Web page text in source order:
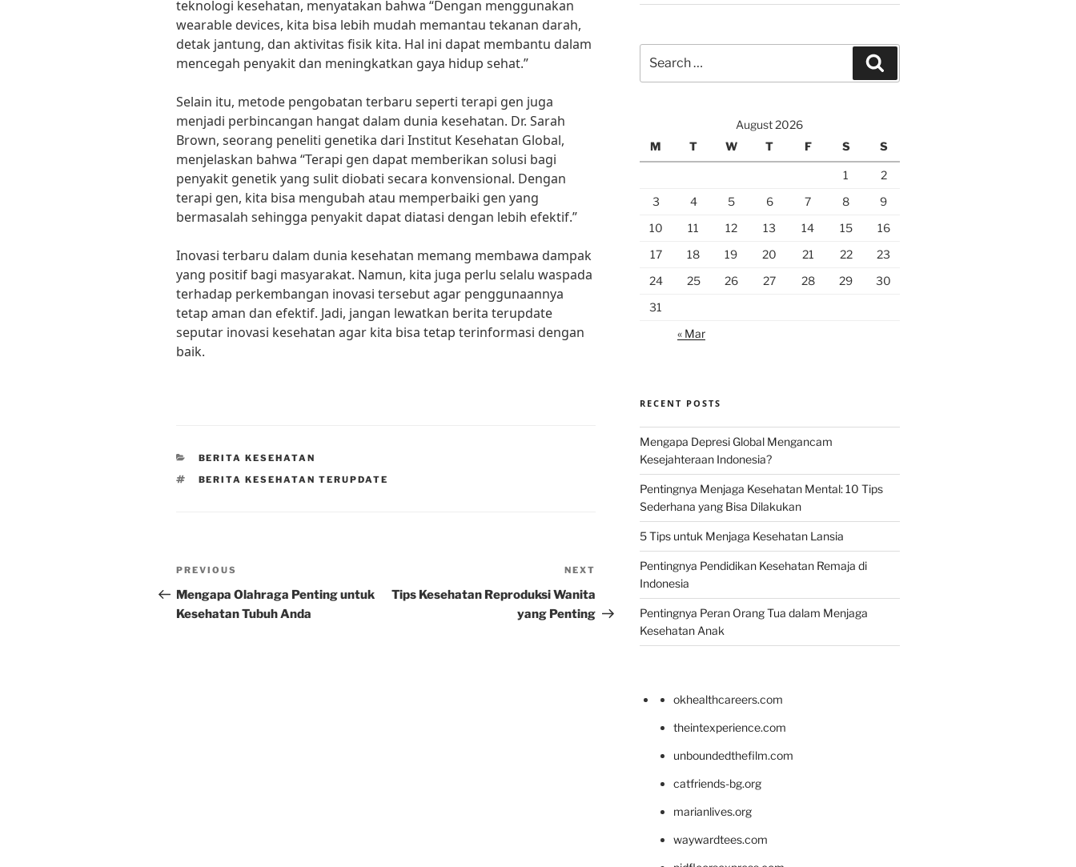
teknologi kesehatan, menyatakan bahwa “Dengan menggunakan
wearable devices, kita bisa lebih mudah memantau tekanan darah,
detak jantung, dan aktivitas fisik kita. Hal ini dapat membantu dalam
mencegah penyakit dan meningkatkan gaya hidup sehat.”
Selain itu, metode pengobatan terbaru seperti terapi gen juga
menjadi perbincangan hangat dalam dunia kesehatan. Dr. Sarah
Brown, seorang peneliti genetika dari Institut Kesehatan Global,
menjelaskan bahwa “Terapi gen dapat memberikan solusi bagi
penyakit genetik yang sulit diobati secara konvensional. Dengan
terapi gen, kita bisa mengubah atau memperbaiki gen yang
bermasalah sehingga penyakit dapat diatasi dengan lebih efektif.”
Inovasi terbaru dalam dunia kesehatan memang membawa dampak
yang positif bagi masyarakat. Namun, kita juga perlu selalu waspada
terhadap perkembangan inovasi tersebut agar penggunaannya
tetap aman dan efektif. Jadi, jangan lewatkan berita terupdate
seputar inovasi kesehatan agar kita bisa tetap terinformasi dengan
baik.
CATEGORIES
BERITA KESEHATAN
TAGS
BERITA KESEHATAN TERUPDATE
Post
navigation
Previous
Post
PREVIOUS
Mengapa Olahraga Penting untuk
Kesehatan Tubuh Anda
NEXT
Tips Kesehatan Reproduksi Wanita
yang Penting
for:
August 2026
M
T W T F S S
1
2
3
4 5 6 7 8
9
10
11 12 13 14 15
16
17
18 19 20 21 22
23
24
25 26 27 28 29
30
31
« Mar
RECENT POSTS
Mengapa Depresi Global Mengancam
Kesejahteraan Indonesia?
Pentingnya Menjaga Kesehatan Mental: 10 Tips
Sederhana yang Bisa Dilakukan
5 Tips untuk Menjaga Kesehatan Lansia
Pentingnya Pendidikan Kesehatan Remaja di
Indonesia
Pentingnya Peran Orang Tua dalam Menjaga
Kesehatan Anak
okhealthcareers.com
theintexperience.com
unboundedthefilm.com
catfriends-bg.org
marianlives.org
waywardtees.com